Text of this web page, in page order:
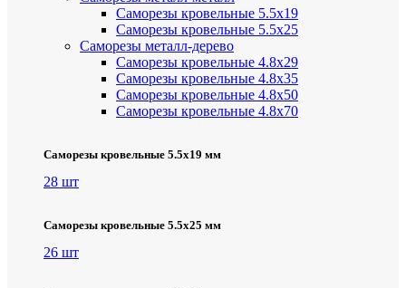
Саморезы кровельные 5.5х19
Саморезы кровельные 5.5х25
Саморезы металл-дерево
Саморезы кровельные 4.8х29
Саморезы кровельные 4.8х35
Саморезы кровельные 4.8х50
Саморезы кровельные 4.8х70
Саморезы кровельные 5.5х19 мм
28 шт
Саморезы кровельные 5.5х25 мм
26 шт